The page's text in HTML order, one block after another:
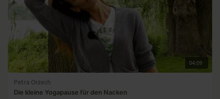
04:09
Petra Orzech
Die kleine Yogapause für den Nacken